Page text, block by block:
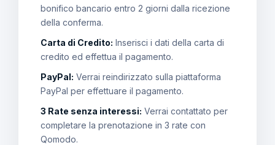
bonifico bancario entro 2 giorni dalla ricezione
della conferma.
Carta di Credito: Inserisci i dati della carta di
credito ed effettua il pagamento.
PayPal: Verrai reindirizzato sulla piattaforma
PayPal per effettuare il pagamento.
3 Rate senza interessi: Verrai contattato per
completare la prenotazione in 3 rate con
Qomodo.